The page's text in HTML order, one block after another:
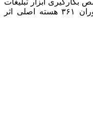
در جهت اهداف تجاری است.تیم مشاوران ۳۶۱ هسته اصلی اثر